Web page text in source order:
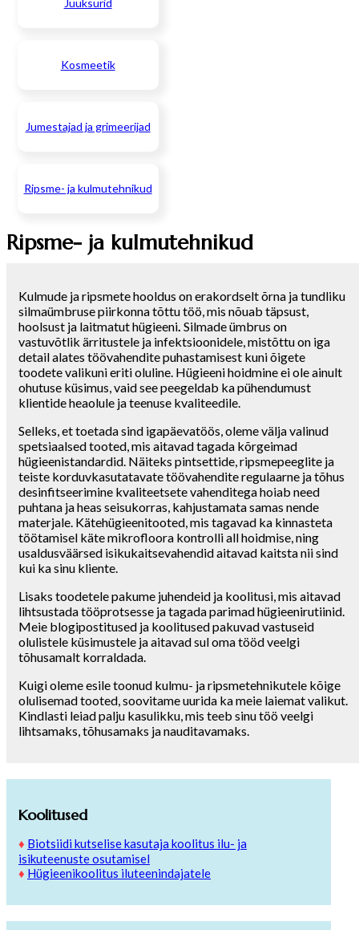
Juuksurid
Kosmeetik
Jumestajad ja grimeerijad
Ripsme- ja kulmutehnikud
Ripsme- ja kulmutehnikud
Kulmude ja ripsmete hooldus on erakordselt õrna ja tundliku
silmaümbruse piirkonna tõttu töö, mis nõuab täpsust,
hoolsust ja laitmatut hügieeni. Silmade ümbrus on
vastuvõtlik ärritustele ja infektsioonidele, mistõttu on iga
detail alates töövahendite puhastamisest kuni õigete
toodete valikuni eriti oluline. Hügieeni hoidmine ei ole ainult
ohutuse küsimus, vaid see peegeldab ka pühendumust
klientide heaolule ja teenuse kvaliteedile.
Selleks, et toetada sind igapäevatöös, oleme välja valinud
spetsiaalsed tooted, mis aitavad tagada kõrgeimad
hügieenistandardid. Näiteks pintsettide, ripsmepeeglite ja
teiste korduvkasutatavate töövahendite regulaarne ja tõhus
desinfitseerimine kvaliteetsete vahenditega hoiab need
puhtana ja heas seisukorras, kahjustamata samas nende
materjale. Kätehügieenitooted, mis tagavad ka kinnasteta
töötamisel käte mikrofloora kontrolli all hoidmise, ning
usaldusväärsed isikukaitsevahendid aitavad kaitsta nii sind
kui ka sinu kliente.
Lisaks toodetele pakume juhendeid ja koolitusi, mis aitavad
lihtsustada tööprotsesse ja tagada parimad hügieenirutiinid.
Meie blogipostitused ja koolitused pakuvad vastuseid
olulistele küsimustele ja aitavad sul oma tööd veelgi
tõhusamalt korraldada.
Kuigi oleme esile toonud kulmu- ja ripsmetehnikutele kõige
olulisemad tooted, soovitame uurida ka meie laiemat valikut.
Kindlasti leiad palju kasulikku, mis teeb sinu töö veelgi
lihtsamaks, tõhusamaks ja nauditavamaks.
Koolitused
♦ Biotsiidi kutselise kasutaja koolitus ilu- ja
isikuteenuste osutamisel
♦ Hügieenikoolitus iluteenindajatele